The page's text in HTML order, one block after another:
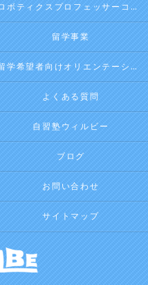
ロボティクスプロフェッサーコース（ヒューマンアカデミージュニアプログラム）
留学事業
留学希望者向けオリエンテーション
よくある質問
自習塾ウィルビー
ブログ
お問い合わせ
サイトマップ